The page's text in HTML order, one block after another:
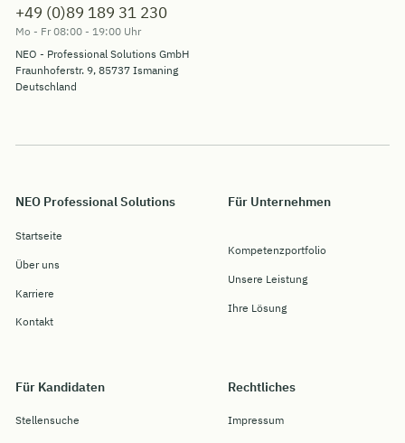
+49 (0)89 189 31 230
Mo - Fr 08:00 - 19:00 Uhr
NEO - Professional Solutions GmbH
Fraunhoferstr. 9, 85737 Ismaning
Deutschland
NEO Professional Solutions
Startseite
Über uns
Karriere
Kontakt
Für Unternehmen
Kompetenzportfolio
Unsere Leistung
Ihre Lösung
Für Kandidaten
Stellensuche
Rechtliches
Impressum